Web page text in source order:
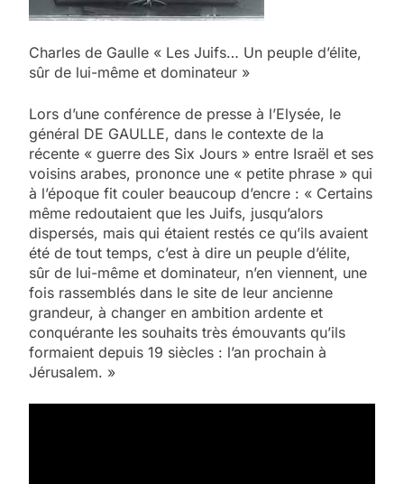
Charles de Gaulle « Les Juifs… Un peuple d’élite,
sûr de lui-même et dominateur »
Lors d’une conférence de presse à l’Elysée, le
général DE GAULLE, dans le contexte de la
récente « guerre des Six Jours » entre Israël et ses
voisins arabes, prononce une « petite phrase » qui
à l’époque fit couler beaucoup d’encre : « Certains
même redoutaient que les Juifs, jusqu’alors
dispersés, mais qui étaient restés ce qu’ils avaient
été de tout temps, c’est à dire un peuple d’élite,
sûr de lui-même et dominateur, n’en viennent, une
fois rassemblés dans le site de leur ancienne
grandeur, à changer en ambition ardente et
conquérante les souhaits très émouvants qu’ils
formaient depuis 19 siècles : l’an prochain à
Jérusalem. »